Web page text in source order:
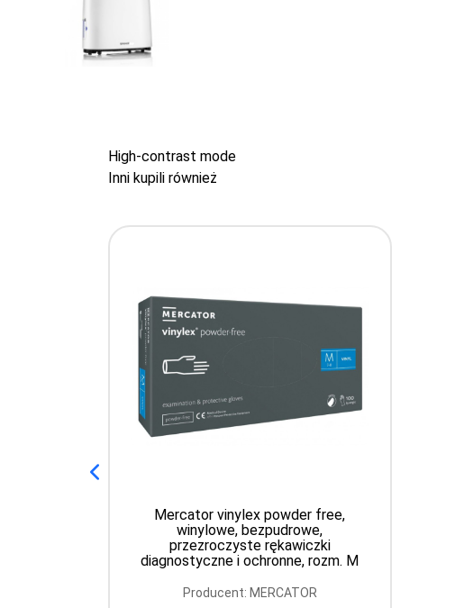
High-contrast mode
Inni kupili również
Mercator vinylex powder free,
winylowe, bezpudrowe,
przezroczyste rękawiczki
diagnostyczne i ochronne, rozm. M
Producent: MERCATOR